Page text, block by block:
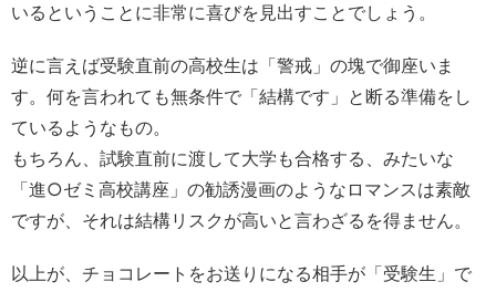
いるということに非常に喜びを見出すことでしょう。
逆に言えば受験直前の高校生は「警戒」の塊で御座いま
す。何を言われても無条件で「結構です」と断る準備をし
ているようなもの。
もちろん、試験直前に渡して大学も合格する、みたいな
「進○ゼミ高校講座」の勧誘漫画のようなロマンスは素敵
ですが、それは結構リスクが高いと言わざるを得ません。
以上が、チョコレートをお送りになる相手が「受験生」で